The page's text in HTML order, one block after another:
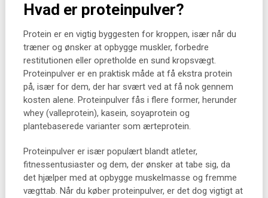
Hvad er proteinpulver?
Protein er en vigtig byggesten for kroppen, især når du
træner og ønsker at opbygge muskler, forbedre
restitutionen eller opretholde en sund kropsvægt.
Proteinpulver er en praktisk måde at få ekstra protein
på, især for dem, der har svært ved at få nok gennem
kosten alene. Proteinpulver fås i flere former, herunder
whey (valleprotein), kasein, soyaprotein og
plantebaserede varianter som ærteprotein.
Proteinpulver er især populært blandt atleter,
fitnessentusiaster og dem, der ønsker at tabe sig, da
det hjælper med at opbygge muskelmasse og fremme
vægttab. Når du køber proteinpulver, er det dog vigtigt at